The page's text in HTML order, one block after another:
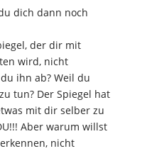
dich dann noch
der dir mit
wird, nicht
ihn ab? Weil du
tun? Der Spiegel hat
mit dir selber zu
Aber warum willst
nicht